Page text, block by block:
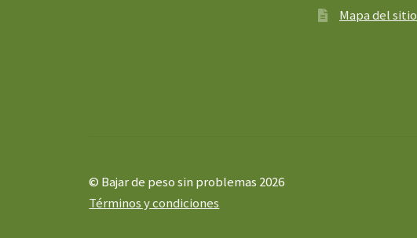
Mapa del sitio
© Bajar de peso sin problemas 2026
Términos y condiciones